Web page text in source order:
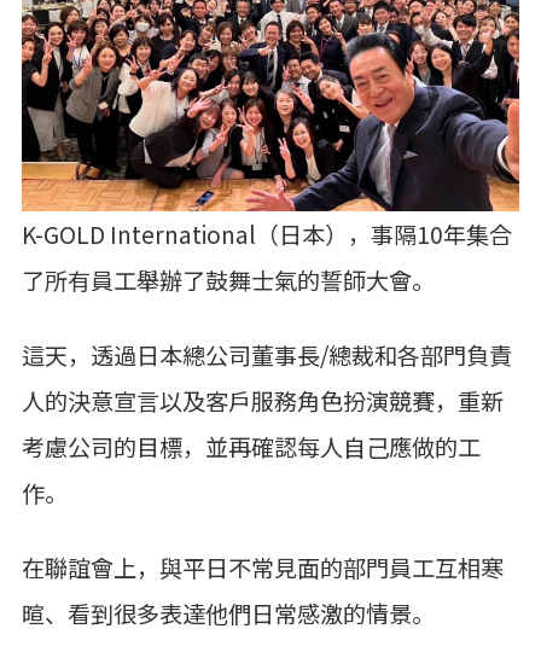
K-GOLD International（日本），事隔10年集合
了所有員工舉辦了鼓舞士氣的誓師大會。
這天，透過日本總公司董事長/總裁和各部門負責
人的決意宣言以及客戶服務角色扮演競賽，重新
考慮公司的目標，並再確認每人自己應做的工
作。
在聯誼會上，與平日不常見面的部門員工互相寒
暄、看到很多表達他們日常感激的情景。